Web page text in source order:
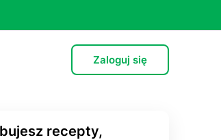
Zaloguj się
recepty,